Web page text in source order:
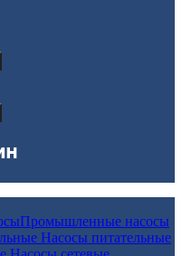
Промышленные насосы
Насосы питательные